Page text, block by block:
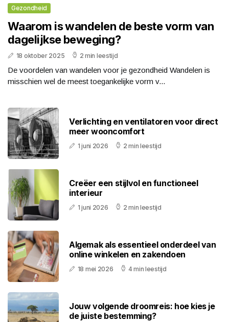
Gezondheid
Waarom is wandelen de beste vorm van
dagelijkse beweging?
18 oktober 2025 2 min leestijd
De voordelen van wandelen voor je gezondheid Wandelen is
misschien wel de meest toegankelijke vorm v...
Verlichting en ventilatoren voor direct
meer wooncomfort
1 juni 2026 2 min leestijd
Creëer een stijlvol en functioneel
interieur
1 juni 2026 2 min leestijd
Algemak als essentieel onderdeel van
online winkelen en zakendoen
18 mei 2026 4 min leestijd
Jouw volgende droomreis: hoe kies je
de juiste bestemming?